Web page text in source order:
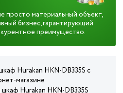
просто материальный объект,
бизнес, гарантирующий
преимущество.
Hurakan HKN-DB335S с
магазине
Hurakan HKN-DB335S